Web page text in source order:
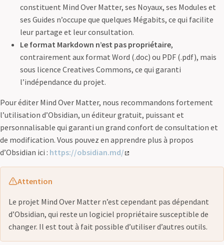
constituent Mind Over Matter, ses Noyaux, ses Modules et
ses Guides n’occupe que quelques Mégabits, ce qui facilite
leur partage et leur consultation.
Le format Markdown n’est pas propriétaire,
contrairement aux format Word (.doc) ou PDF (.pdf), mais
sous licence Creatives Commons, ce qui garanti
l’indépendance du projet.
Pour éditer Mind Over Matter, nous recommandons fortement
l’utilisation d’Obsidian, un éditeur gratuit, puissant et
personnalisable qui garanti un grand confort de consultation et
de modification. Vous pouvez en apprendre plus à propos
d’Obsidian ici : https://obsidian.md/
Attention
Le projet Mind Over Matter n’est cependant pas dépendant
d’Obsidian, qui reste un logiciel propriétaire susceptible de
changer. Il est tout à fait possible d’utiliser d’autres outils.